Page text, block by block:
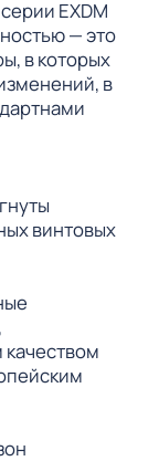
EXDM
— это
в которых
в
винтовых